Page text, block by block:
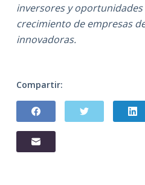
inversores y
crecimiento de empresas
innovadoras.
Compartir: